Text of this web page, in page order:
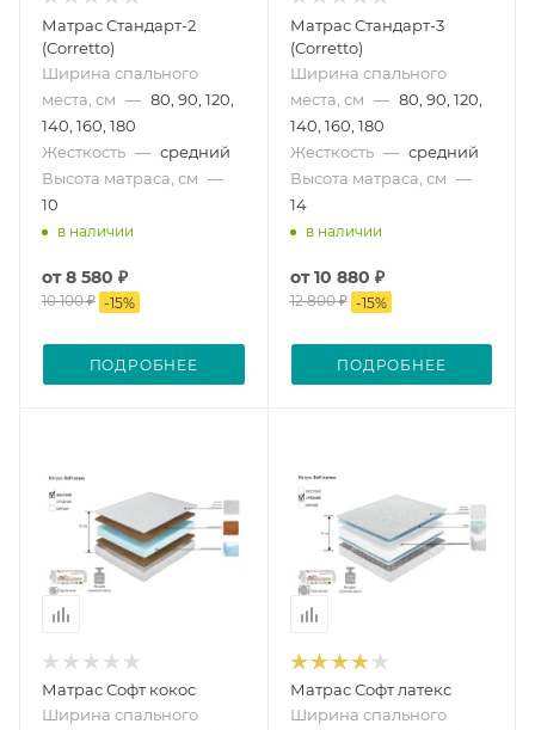
Матрас Стандарт-2
(Corretto)
Ширина спального
места, см — 80, 90, 120,
140, 160, 180
Жесткость — средний
Высота матраса, см —
10
в наличии
от8 580 ₽
10 100 ₽ -15%
ПОДРОБНЕЕ
Матрас Стандарт-3
(Corretto)
Ширина спального
места, см — 80, 90, 120,
140, 160, 180
Жесткость — средний
Высота матраса, см —
14
в наличии
от10 880 ₽
12 800 ₽ -15%
ПОДРОБНЕЕ
Матрас Софт кокос
Ширина спального
Матрас Софт латекс
Ширина спального